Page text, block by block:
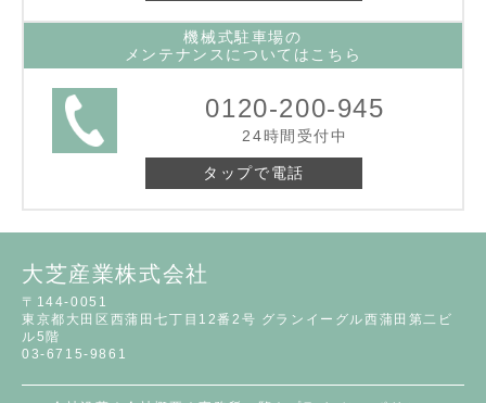
機械式駐車場の
メンテナンスについてはこちら
0120-200-945
24時間受付中
タップで電話
大芝産業株式会社
〒144-0051
東京都大田区西蒲田七丁目12番2号 グランイーグル西蒲田第二ビ
ル5階
03-6715-9861